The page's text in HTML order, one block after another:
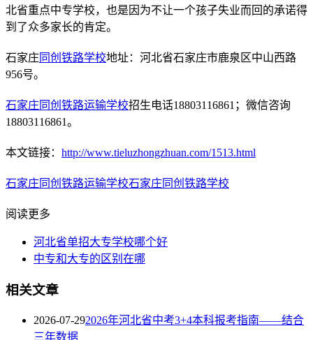
北省重点中专学校，也是因为不让一个孩子失业而回的承诺得
到了众多家长的肯定。
石家庄同创铁路学校地址：河北省石家庄市鹿泉区中山西路
956号。
石家庄同创铁路运输学校招生电话18803116861；微信咨询
18803116861。
本文链接： http://www.tieluzhongzhuan.com/1513.html
石家庄同创铁路运输学校石家庄同创铁路学校
阅读更多
河北省单招大专学校哪个好
中专和大专的区别在哪
相关文章
2026-07-292026年河北省中考3+4本科报考指南——结合
三年数据